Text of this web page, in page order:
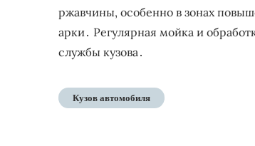
ржавчины, особенно в зонах
арки․ Регулярная мойка и
службы кузова․
Кузов автомобиля